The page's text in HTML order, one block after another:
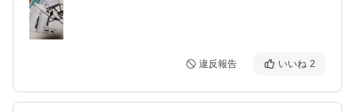
違反報告 いいね 2